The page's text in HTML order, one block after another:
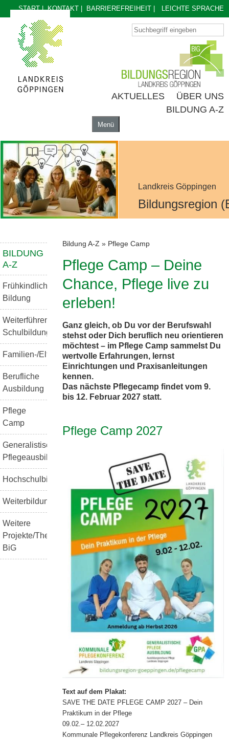
START|KONTAKT BARRIEREFREIHEIT LEICHTE SPRACHE
AKTUELLES
ÜBER UNS
BILDUNG A-Z
Menü
AKTUELLES
BILDUNG A-Z
Landkreis Göppingen
Bildungsregion
BILDUNG
A-Z
Frühkindliche
Bildung
Weiterführende
Schulbildung
Familien-/Elternbildung
Berufliche
Ausbildung
Pflege
Camp
Generalistische
Pflegeausbildung
Hochschulbildung
Weiterbildung
Weitere
Projekte/Themen
BiG
Bildung A-Z » Pflege Camp
Pflege Camp – Deine
Chance, Pflege live zu
erleben!
Ganz gleich, ob Du vor der Berufswahl
stehst oder Dich beruflich neu orientieren
möchtest – im Pflege Camp sammelst Du
wertvolle Erfahrungen, lernst
Einrichtungen und Praxisanleitungen
kennen.
Das nächste Pflegecamp findet vom 9.
bis 12. Februar 2027 statt.
Pflege Camp 2027
Text auf dem Plakat:
SAVE THE DATE PFLEGE CAMP 2027 – Dein
Praktikum in der Pflege
09.02.– 12.02.2027
Kommunale Pflegekonferenz Landkreis Göppingen